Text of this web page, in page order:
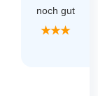
noch gut
★★★